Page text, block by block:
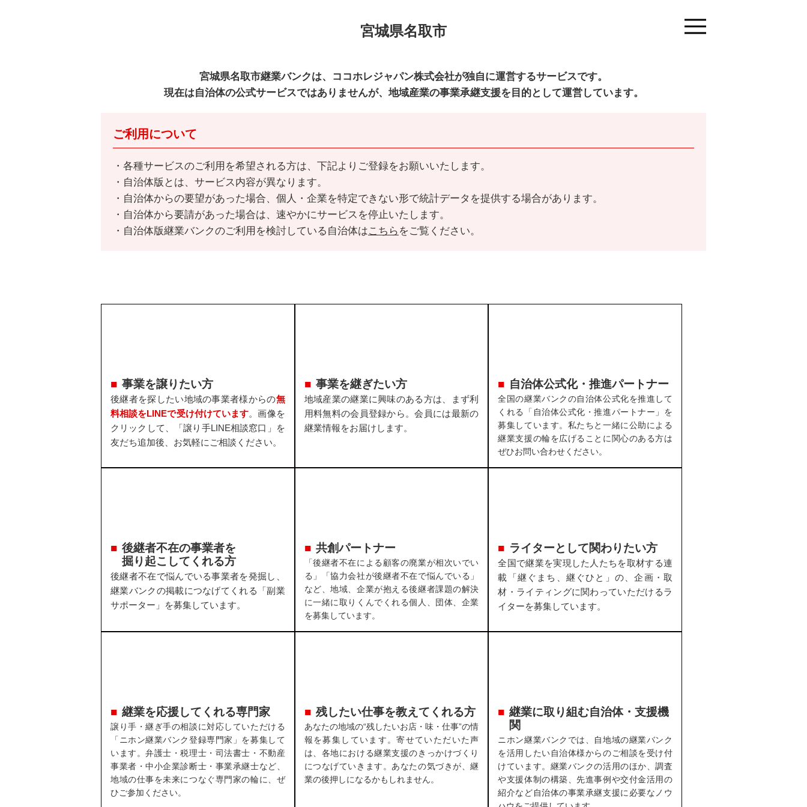
宮城県名取市
宮城県名取市継業バンクは、ココホレジャパン株式会社が独自に運営するサービスです。
現在は自治体の公式サービスではありませんが、地域産業の事業承継支援を目的として運営しています。
ご利用について
各種サービスのご利用を希望される方は、下記よりご登録をお願いいたします。
自治体版とは、サービス内容が異なります。
自治体からの要望があった場合、個人・企業を特定できない形で統計データを提供する場合があります。
自治体から要請があった場合は、速やかにサービスを停止いたします。
自治体版継業バンクのご利用を検討している自治体はこちら をご覧ください。
事業を譲りたい方
後継者を探したい地域の事業者様からの無
料相談をLINEで受け付けています。画像を
クリックして、「譲り手LINE相談窓口」を
友だち追加後、お気軽にご相談ください。
事業を継ぎたい方
地域産業の継業に興味のある方は、まず利
用料無料の会員登録から。会員には最新の
継業情報をお届けします。
自治体公式化・推進パートナー
全国の継業バンクの自治体公式化を推進して
くれる「自治体公式化・推進パートナー」を
募集しています。私たちと一緒に公助による
継業支援の輪を広げることに関心のある方は
ぜひお問い合わせください。
後継者不在の事業者を
掘り起こしてくれる方
後継者不在で悩んでいる事業者を発掘し、
継業バンクの掲載につなげてくれる「副業
サポーター」を募集しています。
共創パートナー
「後継者不在による顧客の廃業が相次いでい
る」「協力会社が後継者不在で悩んでいる」
など、地域、企業が抱える後継者課題の解決
に一緒に取りくんでくれる個人、団体、企業
を募集しています。
ライターとして関わりたい方
全国で継業を実現した人たちを取材する連
載「継ぐまち、継ぐひと」の、企画・取
材・ライティングに関わっていただけるラ
イターを募集しています。
継業を応援してくれる専門家
譲り手・継ぎ手の相談に対応していただける
「ニホン継業バンク登録専門家」を募集して
います。弁護士・税理士・司法書士・不動産
事業者・中小企業診断士・事業承継士など、
地域の仕事を未来につなぐ専門家の輪に、ぜ
ひご参加ください。
残したい仕事を教えてくれる方
あなたの地域の“残したいお店・味・仕事”の情
報を募集しています。寄せていただいた声
は、各地における継業支援のきっかけづくり
につなげていきます。あなたの気づきが、継
業の後押しになるかもしれません。
継業に取り組む自治体・支援機
関
ニホン継業バンクでは、自地域の継業バンク
を活用したい自治体様からのご相談を受け付
けています。継業バンクの活用のほか、調査
や支援体制の構築、先進事例や交付金活用の
紹介など自治体の事業承継支援に必要なノウ